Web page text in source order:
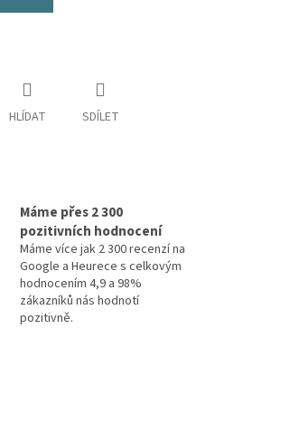
HLÍDAT SDÍLET
Máme přes 2 300
pozitivních hodnocení
Máme více jak 2 300 recenzí na
Google a Heurece s celkovým
hodnocením 4,9 a 98%
zákazníků nás hodnotí
pozitivně.